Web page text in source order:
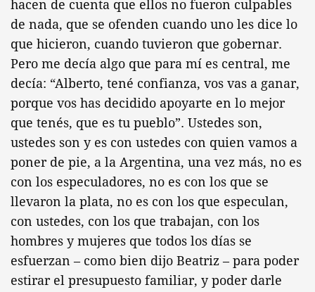
hacen de cuenta que ellos no fueron culpables
de nada, que se ofenden cuando uno les dice lo
que hicieron, cuando tuvieron que gobernar.
Pero me decía algo que para mí es central, me
decía: “Alberto, tené confianza, vos vas a ganar,
porque vos has decidido apoyarte en lo mejor
que tenés, que es tu pueblo”. Ustedes son,
ustedes son y es con ustedes con quien vamos a
poner de pie, a la Argentina, una vez más, no es
con los especuladores, no es con los que se
llevaron la plata, no es con los que especulan,
con ustedes, con los que trabajan, con los
hombres y mujeres que todos los días se
esfuerzan – como bien dijo Beatriz – para poder
estirar el presupuesto familiar, y poder darle